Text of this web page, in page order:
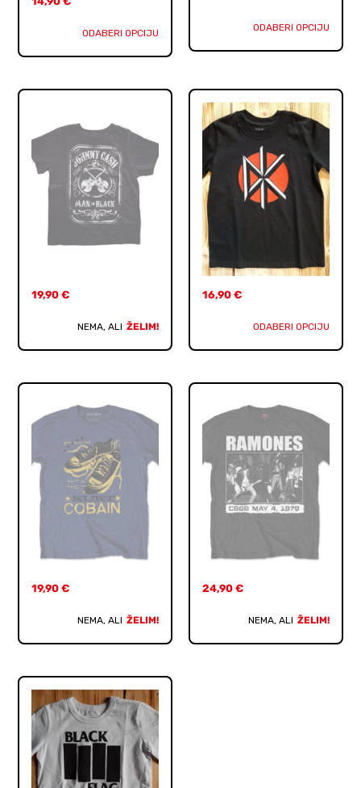
ODABERI OPCIJU
ODABERI OPCIJU
19,90€
NEMA, ALI ŽELIM!
16,90 €
ODABERI OPCIJU
19,90€
NEMA, ALI ŽELIM!
24,90 €
NEMA, ALI ŽELIM!